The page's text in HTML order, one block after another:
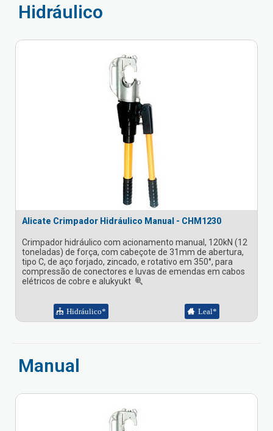
Hidráulico
Alicate Crimpador Hidráulico Manual - CHM1230
Crimpador hidráulico com acionamento manual, 120kN (12
toneladas) de força, com cabeçote de 31mm de abertura,
tipo C, de aço forjado, zincado, e rotativo em 350°, para
compressão de conectores e luvas de emendas em cabos
elétricos de cobre e alukyukt
Hidráulico* Leal*
Manual